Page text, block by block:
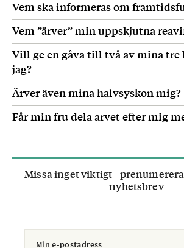
Vem ska informeras om
Vem ”ärver” min uppskjutna
Vill ge en gåva till två av mina tre
jag?
Ärver även mina halvsyskon mig?
Får min fru dela arvet efter mig
Missa inget viktigt -
nyhetsbrev